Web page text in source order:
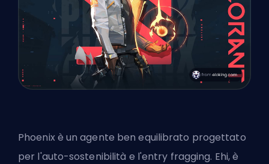
Phoenix è un agente ben equilibrato progettato
per l'auto-sostenibilità e l'entry fragging. Ehi, è